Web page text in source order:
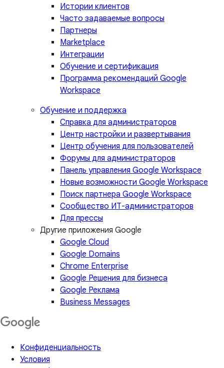
Истории клиентов
Часто задаваемые вопросы
Партнеры
Marketplace
Интеграции
Обучение и сертификация
Программа рекомендаций Google
Workspace
Обучение и поддержка
Справка для администраторов
Центр настройки и развертывания
Центр обучения для пользователей
Форумы для администраторов
Панель управления Google Workspace
Новые возможности Google Workspace
Поиск партнера Google Workspace
Сообщество ИТ-администраторов
Для прессы
Другие приложения Google
Google Cloud
Google Domains
Chrome Enterprise
Google Решения для бизнеса
Google Реклама
Business Messages
Конфиденциальность
Условия